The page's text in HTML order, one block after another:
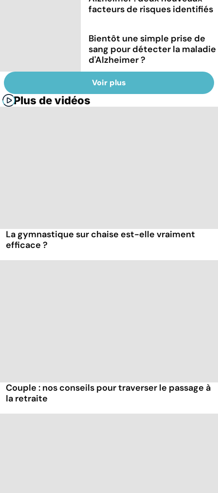
facteurs de risques identifiés
Bientôt une simple prise de
sang pour détecter la maladie
d'Alzheimer ?
Voir plus
Plus de vidéos
La gymnastique sur chaise est-elle vraiment
efficace ?
Couple : nos conseils pour traverser le passage à
la retraite